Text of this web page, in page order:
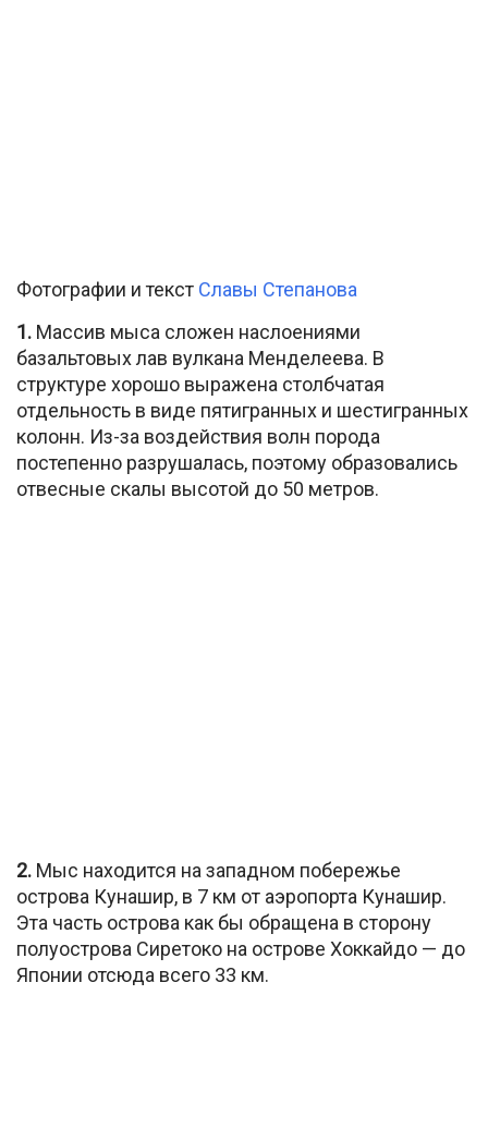
Фотографии и текст Славы Степанова
1. Массив мыса сложен наслоениями
базальтовых лав вулкана Менделеева. В
структуре хорошо выражена столбчатая
отдельность в виде пятигранных и шестигранных
колонн. Из-за воздействия волн порода
постепенно разрушалась, поэтому образовались
отвесные скалы высотой до 50 метров.
2. Мыс находится на западном побережье
острова Кунашир, в 7 км от аэропорта Кунашир.
Эта часть острова как бы обращена в сторону
полуострова Сиретоко на острове Хоккайдо — до
Японии отсюда всего 33 км.